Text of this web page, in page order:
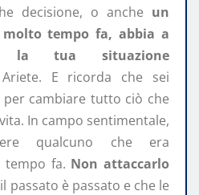
decisione, o anche un
tempo fa, abbia a
tua situazione
E ricorda che sei
cambiare tutto ciò che
In campo sentimentale,
qualcuno che era
tempo fa. Non attaccarlo
passato è passato e che le